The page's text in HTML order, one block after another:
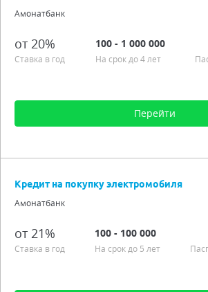
Аннуитетные платежи
Гражданство РТ
Льготный период
Амонатбанк
от 20%
Ставка в год
100 - 1 000 000
На срок до 4 лет
Перейти
Процентная ставка от 20,00%
Подробно
Кредит на покупку электромобиля
Амонатбанк
от 21%
Ставка в год
100 - 100 000
На срок до 5 лет